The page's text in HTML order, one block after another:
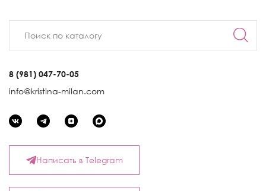
8 (981) 047-70-05
info@kristina-milan.com
Написать в Telegram